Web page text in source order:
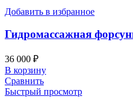
Добавить в избранное
Гидромассажная
36 000 ₽
В корзину
Сравнить
Быстрый просмотр